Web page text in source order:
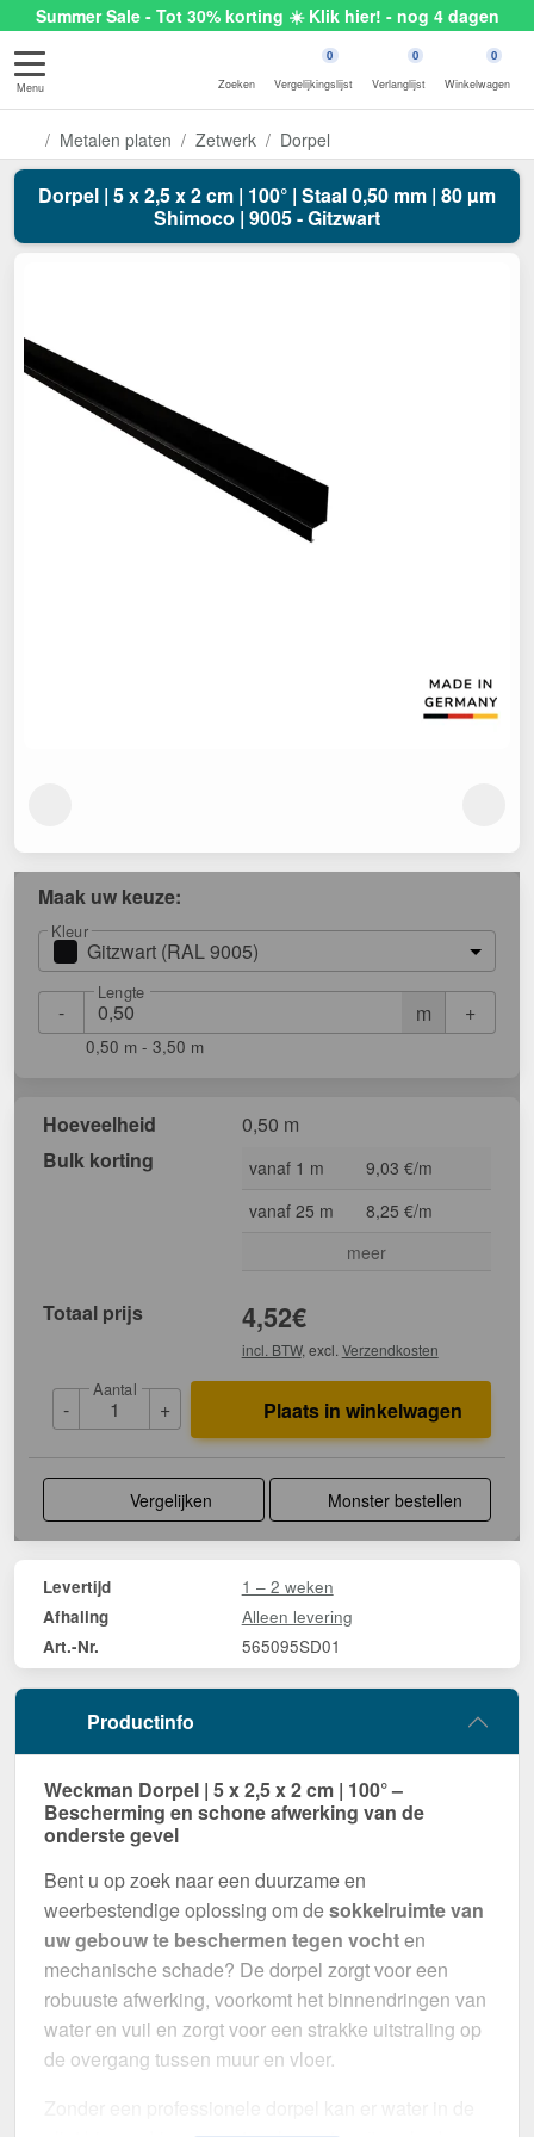
Summer Sale - Tot 30% korting ☀️ Klik hier! - nog 4 dagen
Menu Zoeken
0
Vergelijkingslijst
0
Verlanglijst
0
Winkelwagen
Metalen platen Zetwerk Dorpel
Dorpel | 5 x 2,5 x 2 cm | 100° | Staal 0,50 mm | 80 µm
Shimoco | 9005 - Gitzwart
Maak uw keuze:
Kleur
Gitzwart (RAL 9005)
- m
Lengte
+
0,50 m - 3,50 m
Hoeveelheid
0,50 m
Bulk korting
vanaf 1 m
9,03 €/m
vanaf 25 m
8,25 €/m
meer
Totaal prijs 4,52€
incl. BTW, excl. Verzendkosten
-
Aantal
+ Plaats in winkelwagen
Vergelijken Monster bestellen
Levertijd 1 – 2 weken
Afhaling Alleen levering
Art.-Nr. 565095SD01
Productinfo
Weckman Dorpel | 5 x 2,5 x 2 cm | 100° –
Bescherming en schone afwerking van de
onderste gevel
Bent u op zoek naar een duurzame en
weerbestendige oplossing om desokkelruimte van
uw gebouw te beschermen tegen vochten
mechanische schade? De dorpel zorgt voor een
robuuste afwerking, voorkomt het binnendringen van
water en vuil en zorgt voor een strakke uitstraling op
de overgang tussen muur en vloer.